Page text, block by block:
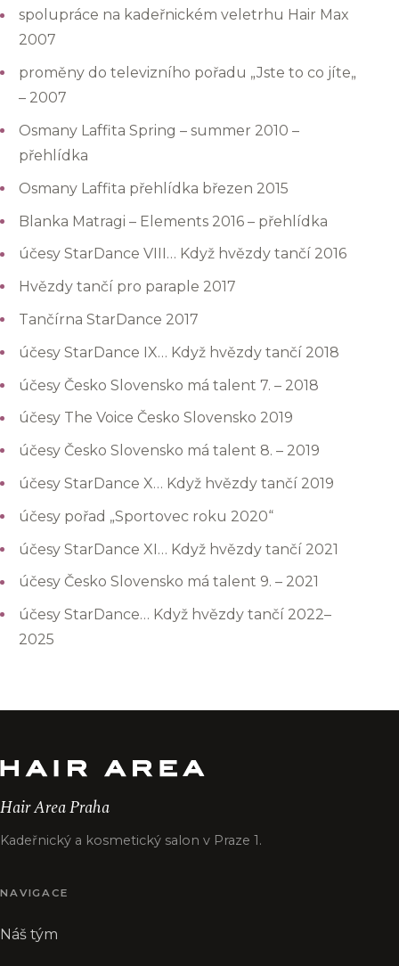
spolupráce na kadeřnickém veletrhu Hair Max
2007
proměny do televizního pořadu „Jste to co jíte„
– 2007
Osmany Laffita Spring – summer 2010 –
přehlídka
Osmany Laffita přehlídka březen 2015
Blanka Matragi – Elements 2016 – přehlídka
účesy StarDance VIII… Když hvězdy tančí 2016
Hvězdy tančí pro paraple 2017
Tančírna StarDance 2017
účesy StarDance IX… Když hvězdy tančí 2018
účesy Česko Slovensko má talent 7. – 2018
účesy The Voice Česko Slovensko 2019
účesy Česko Slovensko má talent 8. – 2019
účesy StarDance X… Když hvězdy tančí 2019
účesy pořad „Sportovec roku 2020“
účesy StarDance XI… Když hvězdy tančí 2021
účesy Česko Slovensko má talent 9. – 2021
účesy StarDance… Když hvězdy tančí 2022–
2025
Hair Area Praha
Kadeřnický a kosmetický salon v Praze 1.
NAVIGACE
Náš tým